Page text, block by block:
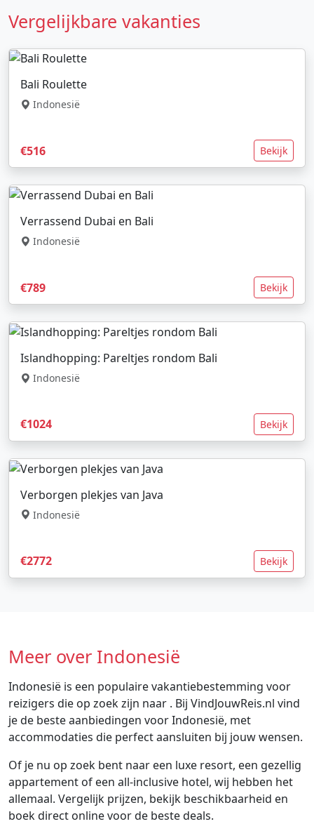
Vergelijkbare vakanties
Bali Roulette
Indonesië
€516 Bekijk
Verrassend Dubai en Bali
Indonesië
€789 Bekijk
Islandhopping: Pareltjes rondom Bali
Indonesië
€1024 Bekijk
Verborgen plekjes van Java
Indonesië
€2772 Bekijk
Meer over Indonesië
Indonesië is een populaire vakantiebestemming voor
reizigers die op zoek zijn naar . Bij VindJouwReis.nl vind
je de beste aanbiedingen voor Indonesië, met
accommodaties die perfect aansluiten bij jouw wensen.
Of je nu op zoek bent naar een luxe resort, een gezellig
appartement of een all-inclusive hotel, wij hebben het
allemaal. Vergelijk prijzen, bekijk beschikbaarheid en
boek direct online voor de beste deals.